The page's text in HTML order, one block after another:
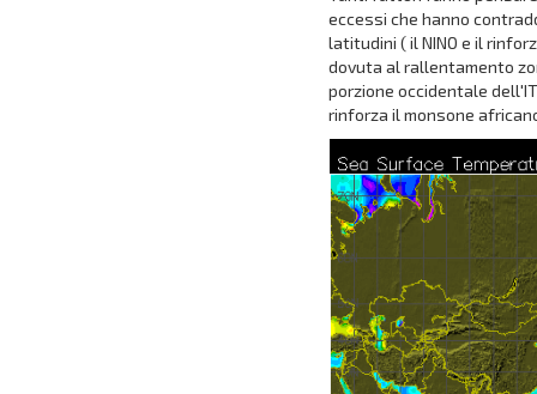
eccessi che hanno
latitudini ( il NINO e il
dovuta al rallentamento
porzione occidentale
rinforza il monsone